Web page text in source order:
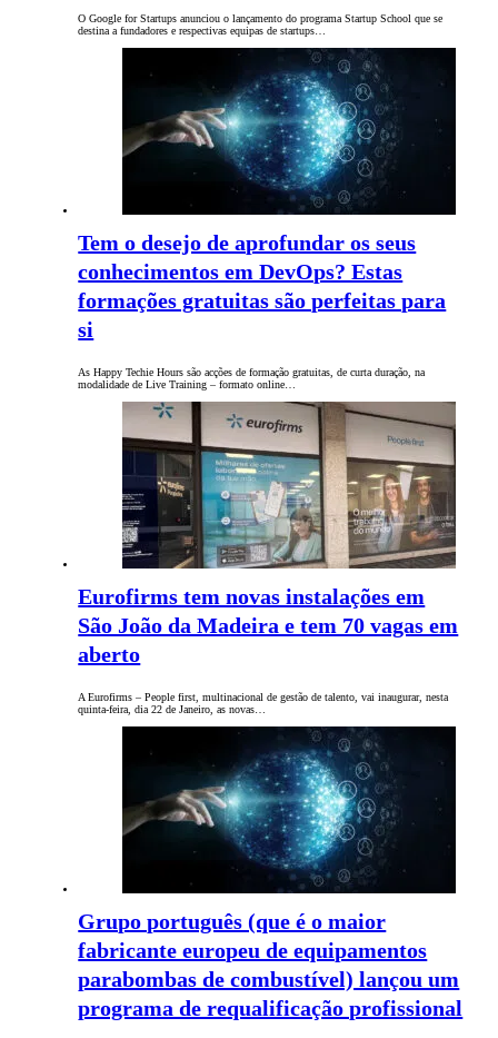
O Google for Startups anunciou o lançamento do programa Startup School que se
destina a fundadores e respectivas equipas de startups…
Tem o desejo de aprofundar os seus
conhecimentos em DevOps? Estas
formações gratuitas são perfeitas para
si
As Happy Techie Hours são acções de formação gratuitas, de curta duração, na
modalidade de Live Training – formato online…
Eurofirms tem novas instalações em
São João da Madeira e tem 70 vagas em
aberto
A Eurofirms – People first, multinacional de gestão de talento, vai inaugurar, nesta
quinta-feira, dia 22 de Janeiro, as novas…
Grupo português (que é o maior
fabricante europeu de equipamentos
parabombas de combustível) lançou um
programa de requalificação profissional